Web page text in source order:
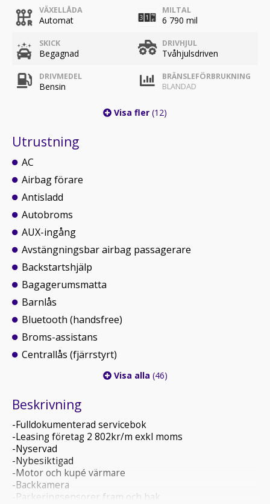
VÄXELLÅDA
Automat
MILTAL
6 790 mil
SKICK
Begagnad
DRIVHJUL
Tvåhjulsdriven
DRIVMEDEL
Bensin
BRÄNSLEFÖRBRUKNING
BLANDAD
Visa fler (12)
Utrustning
AC
Airbag förare
Antisladd
Autobroms
AUX-ingång
Avstängningsbar airbag passagerare
Backstartshjälp
Bagagerumsmatta
Barnlås
Bluetooth (handsfree)
Broms-assistans
Centrallås (fjärrstyrt)
Visa alla (46)
Beskrivning
-Fulldokumenterad servicebok
-Leasing företag 2 802kr/m exkl moms
-Nyservad
-Nybesiktigad
-Motor och kupé värmare
-Backkamera
-Parkeringsensorer fram och bak